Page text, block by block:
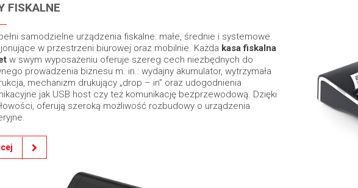
FISKALNE
samodzielne urządzenia fiskalne: małe, średnie i systemowe.
w przestrzeni biurowej oraz mobilnie. Każda kasa fiskalna
w swym wyposażeniu oferuje szereg cech niezbędnych do
prowadzenia biznesu m. in.: wydajny akumulator, wytrzymała
mechanizm drukujący „drop – in” oraz udogodnienia
jak USB host czy też komunikację bezprzewodową. Dzięki
oferują szeroką możliwość rozbudowy o urządzenia